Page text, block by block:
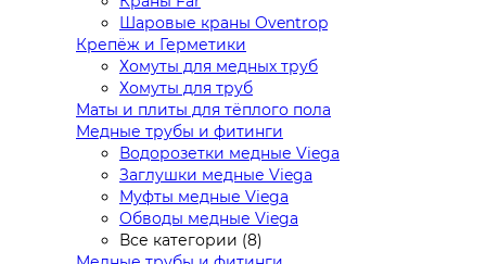
Шаровые краны Oventrop
Крепёж и Герметики
Хомуты для медных труб
Хомуты для труб
Маты и плиты для тёплого пола
Медные трубы и фитинги
Водорозетки медные Viega
Заглушки медные Viega
Муфты медные Viega
Обводы медные Viega
Все категории (8)